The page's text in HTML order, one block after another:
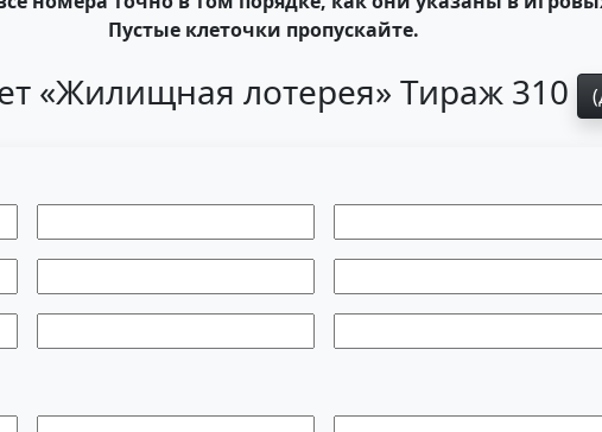
Пустые клеточки пропускайте.
«Жилищная лотерея» Тираж 310